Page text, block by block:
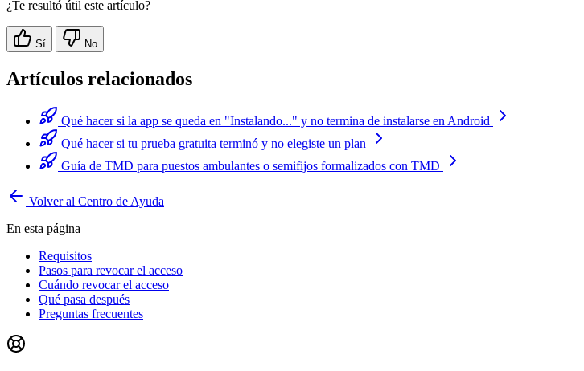
¿Te resultó útil este artículo?
Sí No
Artículos relacionados
Qué hacer si la app se queda en "Instalando..." y no termina de instalarse en Android
Qué hacer si tu prueba gratuita terminó y no elegiste un plan
Guía de TMD para puestos ambulantes o semifijos formalizados con TMD
Volver al Centro de Ayuda
En esta página
Requisitos
Pasos para revocar el acceso
Cuándo revocar el acceso
Qué pasa después
Preguntas frecuentes